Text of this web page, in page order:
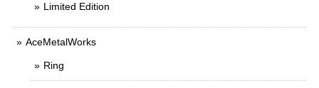
Limited Edition
AceMetalWorks
Ring